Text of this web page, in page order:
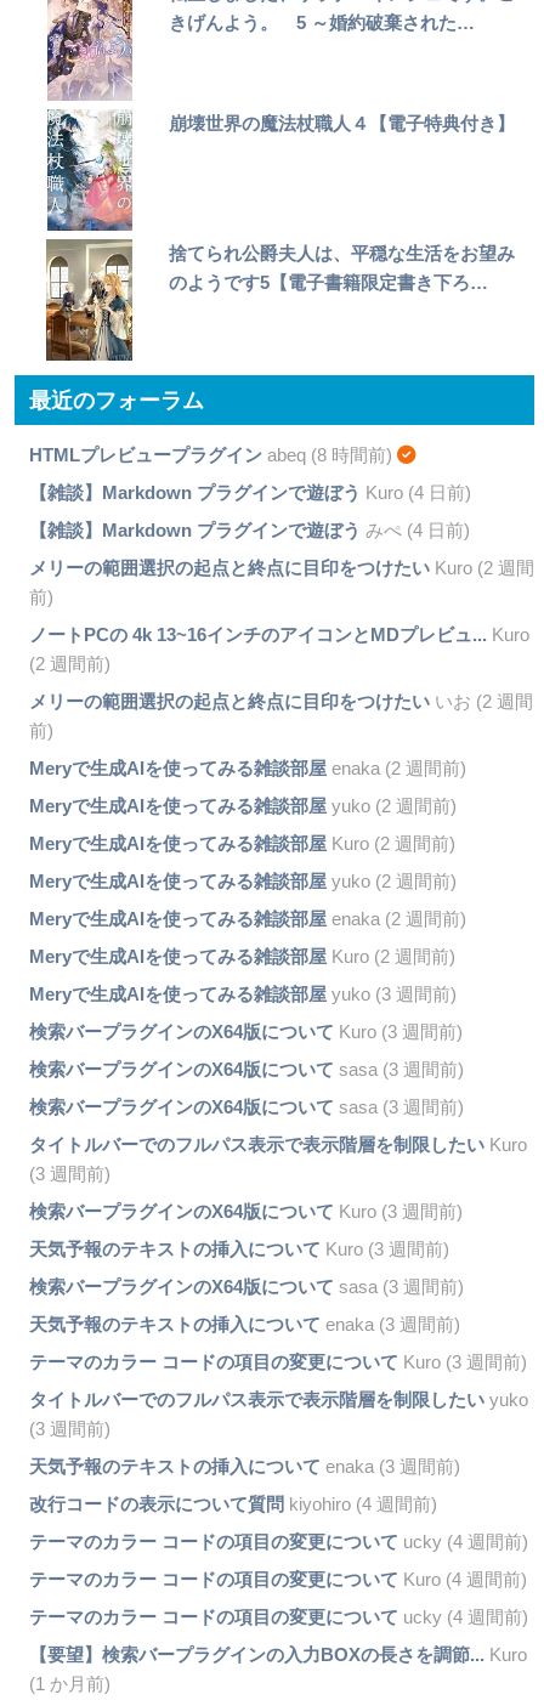
きげんよう。 5 ～婚約破棄された…
崩壊世界の魔法杖職人４【電子特典付き】
捨てられ公爵夫人は、平穏な生活をお望み
のようです5【電子書籍限定書き下ろ…
最近のフォーラム
HTMLプレビュープラグインabeq (8 時間前)
【雑談】Markdown プラグインで遊ぼう Kuro (4 日前)
【雑談】Markdown プラグインで遊ぼう みぺ (4 日前)
メリーの範囲選択の起点と終点に目印をつけたいKuro (2 週間
前)
ノートPCの 4k 13~16インチのアイコンとMDプレビュ... Kuro
(2 週間前)
メリーの範囲選択の起点と終点に目印をつけたいいお (2 週間
前)
Meryで生成AIを使ってみる雑談部屋enaka (2 週間前)
Meryで生成AIを使ってみる雑談部屋yuko (2 週間前)
Meryで生成AIを使ってみる雑談部屋Kuro (2 週間前)
Meryで生成AIを使ってみる雑談部屋yuko (2 週間前)
Meryで生成AIを使ってみる雑談部屋enaka (2 週間前)
Meryで生成AIを使ってみる雑談部屋Kuro (2 週間前)
Meryで生成AIを使ってみる雑談部屋yuko (3 週間前)
検索バープラグインのX64版について Kuro (3 週間前)
検索バープラグインのX64版について sasa (3 週間前)
検索バープラグインのX64版について sasa (3 週間前)
タイトルバーでのフルパス表示で表示階層を制限したいKuro
(3 週間前)
検索バープラグインのX64版について Kuro (3 週間前)
天気予報のテキストの挿入について Kuro (3 週間前)
検索バープラグインのX64版について sasa (3 週間前)
天気予報のテキストの挿入について enaka (3 週間前)
テーマのカラー コードの項目の変更について Kuro (3 週間前)
タイトルバーでのフルパス表示で表示階層を制限したいyuko
(3 週間前)
天気予報のテキストの挿入について enaka (3 週間前)
改行コードの表示について質問 kiyohiro (4 週間前)
テーマのカラー コードの項目の変更について ucky (4 週間前)
テーマのカラー コードの項目の変更について Kuro (4 週間前)
テーマのカラー コードの項目の変更について ucky (4 週間前)
【要望】検索バープラグインの入力BOXの長さを調節... Kuro
(1 か月前)